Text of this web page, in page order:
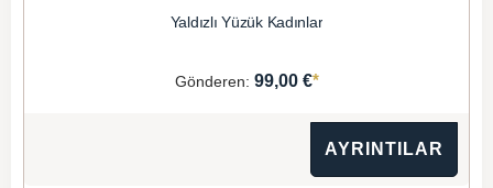
Yaldızlı Yüzük Kadınlar
Gönderen: 99,00 €*
AYRINTILAR